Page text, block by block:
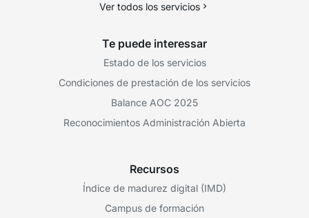
Ver todos los servicios
Te puede interessar
Estado de los servicios
Condiciones de prestación de los servicios
Balance AOC 2025
Reconocimientos Administración Abierta
Recursos
Índice de madurez digital (IMD)
Campus de formación